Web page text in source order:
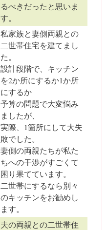
るべきだったと思いま
す。
私家族と妻側両親との
二世帯住宅を建てまし
た。
設計段階で、キッチン
を2か所にするか1か所
にするか
予算の問題で大変悩み
ましたが、
実際、1箇所にして大失
敗でした。
妻側の両親たちが私た
ちへの干渉がすごくて
困り果てています。
二世帯にするなら別々
のキッチンをお勧めし
ます。
夫の両親との二世帯住